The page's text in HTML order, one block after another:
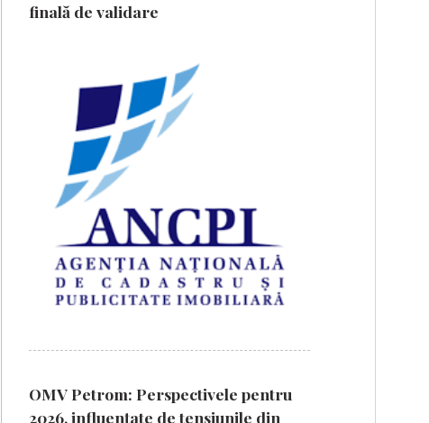
finală de validare
OMV Petrom: Perspectivele pentru
2026, influențate de tensiunile din